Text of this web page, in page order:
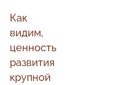
Как
видим,
ценность
развития
крупной